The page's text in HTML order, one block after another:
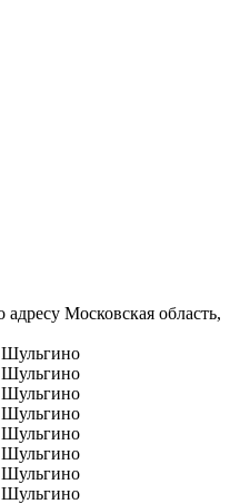
Московская область,